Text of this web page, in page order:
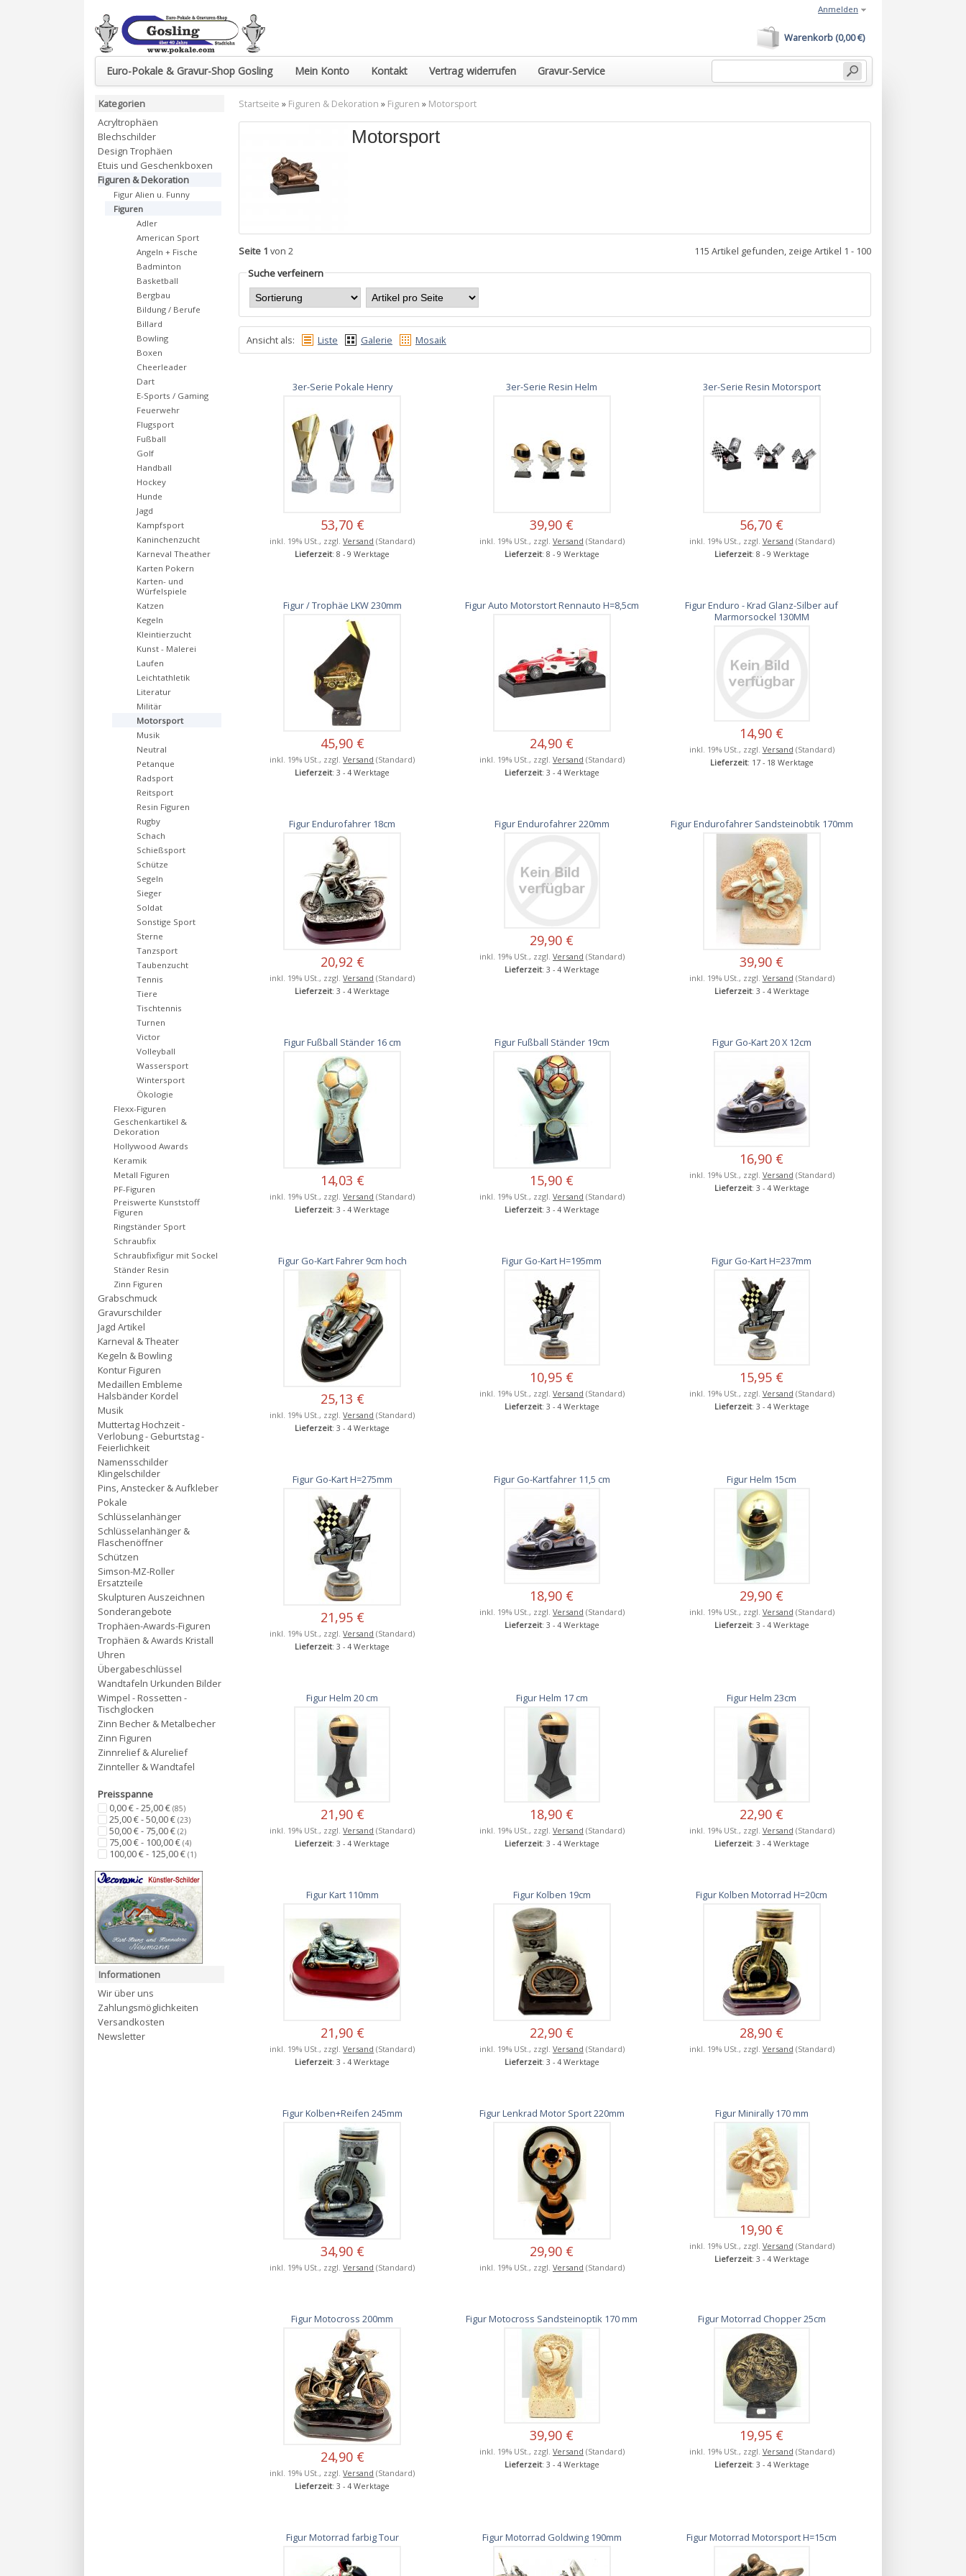
Euro-Pokale & Gravur-Shop Gosling Mein Konto Kontakt Vertrag widerrufen Gravur-Service
Warenkorb (0,00 €)
Anmelden
Startseite » Figuren & Dekoration » Figuren » Motorsport
Motorsport
Seite 1 von 2
115 Artikel gefunden, zeige Artikel 1 - 100
Suche verfeinern
Ansicht als: Liste Galerie Mosaik
3er-Serie Pokale Henry
53,70 €
inkl. 19% USt., zzgl.Versand (Standard)
Lieferzeit: 8 - 9 Werktage
3er-Serie Resin Helm
39,90 €
inkl. 19% USt., zzgl. Versand (Standard)
Lieferzeit: 8 - 9 Werktage
3er-Serie Resin Motorsport
56,70 €
inkl. 19% USt., zzgl. Versand (Standard)
Lieferzeit: 8 - 9 Werktage
Figur / Trophäe LKW 230mm
45,90 €
inkl. 19% USt., zzgl.Versand (Standard)
Lieferzeit: 3 - 4 Werktage
Figur Auto Motorstort Rennauto H=8,5cm
24,90 €
inkl. 19% USt., zzgl. Versand (Standard)
Lieferzeit: 3 - 4 Werktage
Figur Enduro - Krad Glanz-Silber auf
Marmorsockel 130MM
14,90 €
inkl. 19% USt., zzgl. Versand (Standard)
Lieferzeit: 17 - 18 Werktage
Figur Endurofahrer 18cm
20,92 €
inkl. 19% USt., zzgl.Versand (Standard)
Lieferzeit: 3 - 4 Werktage
Figur Endurofahrer 220mm
29,90 €
inkl. 19% USt., zzgl. Versand (Standard)
Lieferzeit: 3 - 4 Werktage
Figur Endurofahrer Sandsteinobtik 170mm
39,90 €
inkl. 19% USt., zzgl. Versand (Standard)
Lieferzeit: 3 - 4 Werktage
Figur Fußball Ständer 16 cm
14,03 €
inkl. 19% USt., zzgl.Versand (Standard)
Lieferzeit: 3 - 4 Werktage
Figur Fußball Ständer 19cm
15,90 €
inkl. 19% USt., zzgl. Versand (Standard)
Lieferzeit: 3 - 4 Werktage
Figur Go-Kart 20 X 12cm
16,90 €
inkl. 19% USt., zzgl. Versand (Standard)
Lieferzeit: 3 - 4 Werktage
Figur Go-Kart Fahrer 9cm hoch
25,13 €
inkl. 19% USt., zzgl.Versand (Standard)
Lieferzeit: 3 - 4 Werktage
Figur Go-Kart H=195mm
10,95 €
inkl. 19% USt., zzgl. Versand (Standard)
Lieferzeit: 3 - 4 Werktage
Figur Go-Kart H=237mm
15,95 €
inkl. 19% USt., zzgl. Versand (Standard)
Lieferzeit: 3 - 4 Werktage
Figur Go-Kart H=275mm
21,95 €
inkl. 19% USt., zzgl.Versand (Standard)
Lieferzeit: 3 - 4 Werktage
Figur Go-Kartfahrer 11,5 cm
18,90 €
inkl. 19% USt., zzgl. Versand (Standard)
Lieferzeit: 3 - 4 Werktage
Figur Helm 15cm
29,90 €
inkl. 19% USt., zzgl. Versand (Standard)
Lieferzeit: 3 - 4 Werktage
Figur Helm 20 cm
21,90 €
inkl. 19% USt., zzgl.Versand (Standard)
Lieferzeit: 3 - 4 Werktage
Figur Helm 17 cm
18,90 €
inkl. 19% USt., zzgl. Versand (Standard)
Lieferzeit: 3 - 4 Werktage
Figur Helm 23cm
22,90 €
inkl. 19% USt., zzgl. Versand (Standard)
Lieferzeit: 3 - 4 Werktage
Figur Kart 110mm
21,90 €
inkl. 19% USt., zzgl.Versand (Standard)
Lieferzeit: 3 - 4 Werktage
Figur Kolben 19cm
22,90 €
inkl. 19% USt., zzgl. Versand (Standard)
Lieferzeit: 3 - 4 Werktage
Figur Kolben Motorrad H=20cm
28,90 €
inkl. 19% USt., zzgl. Versand (Standard)
Figur Kolben+Reifen 245mm
34,90 €
inkl. 19% USt., zzgl.Versand (Standard)
Figur Lenkrad Motor Sport 220mm
29,90 €
inkl. 19% USt., zzgl. Versand (Standard)
Figur Minirally 170 mm
19,90 €
inkl. 19% USt., zzgl. Versand (Standard)
Lieferzeit: 3 - 4 Werktage
Figur Motocross 200mm
24,90 €
inkl. 19% USt., zzgl.Versand (Standard)
Lieferzeit: 3 - 4 Werktage
Figur Motocross Sandsteinoptik 170 mm
39,90 €
inkl. 19% USt., zzgl. Versand (Standard)
Lieferzeit: 3 - 4 Werktage
Figur Motorrad Chopper 25cm
19,95 €
inkl. 19% USt., zzgl. Versand (Standard)
Lieferzeit: 3 - 4 Werktage
Figur Motorrad farbig Tour Figur Motorrad Goldwing 190mm Figur Motorrad Motorsport H=15cm
Kategorien
Acryltrophäen
Blechschilder
Design Trophäen
Etuis und Geschenkboxen
Figuren & Dekoration
Figur Alien u. Funny
Figuren
Adler
American Sport
Angeln + Fische
Badminton
Basketball
Bergbau
Bildung / Berufe
Billard
Bowling
Boxen
Cheerleader
Dart
E-Sports / Gaming
Feuerwehr
Flugsport
Fußball
Golf
Handball
Hockey
Hunde
Jagd
Kampfsport
Kaninchenzucht
Karneval Theather
Karten Pokern
Karten- und
Würfelspiele
Katzen
Kegeln
Kleintierzucht
Kunst - Malerei
Laufen
Leichtathletik
Literatur
Militär
Motorsport
Musik
Neutral
Petanque
Radsport
Reitsport
Resin Figuren
Rugby
Schach
Schießsport
Schütze
Segeln
Sieger
Soldat
Sonstige Sport
Sterne
Tanzsport
Taubenzucht
Tennis
Tiere
Tischtennis
Turnen
Victor
Volleyball
Wassersport
Wintersport
Ökologie
Flexx-Figuren
Geschenkartikel &
Dekoration
Hollywood Awards
Keramik
Metall Figuren
PF-Figuren
Preiswerte Kunststoff
Figuren
Ringständer Sport
Schraubfix
Schraubfixfigur mit Sockel
Ständer Resin
Zinn Figuren
Grabschmuck
Gravurschilder
Jagd Artikel
Karneval & Theater
Kegeln & Bowling
Kontur Figuren
Medaillen Embleme
Halsbänder Kordel
Musik
Muttertag Hochzeit -
Verlobung - Geburtstag -
Feierlichkeit
Namensschilder
Klingelschilder
Pins, Anstecker & Aufkleber
Pokale
Schlüsselanhänger
Schlüsselanhänger &
Flaschenöffner
Schützen
Simson-MZ-Roller
Ersatzteile
Skulpturen Auszeichnen
Sonderangebote
Trophäen-Awards-Figuren
Trophäen & Awards Kristall
Uhren
Übergabeschlüssel
Wandtafeln Urkunden Bilder
Wimpel - Rossetten -
Tischglocken
Zinn Becher & Metalbecher
Zinn Figuren
Zinnrelief & Alurelief
Zinnteller & Wandtafel
Preisspanne
0,00 € - 25,00 € (85)
25,00 € - 50,00 € (23)
50,00 € - 75,00 € (2)
75,00 € - 100,00 € (4)
100,00 € - 125,00 € (1)
Informationen
Wir über uns
Zahlungsmöglichkeiten
Versandkosten
Newsletter